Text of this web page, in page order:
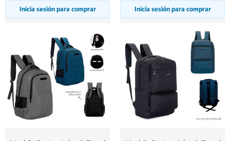
Inicia sesión para comprar Inicia sesión para comprar